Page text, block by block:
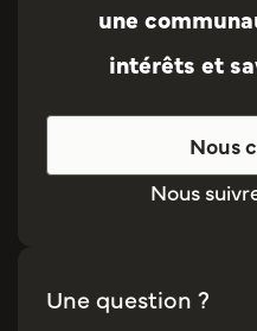
une
intérêts et
Nous
Nous
Une question ?